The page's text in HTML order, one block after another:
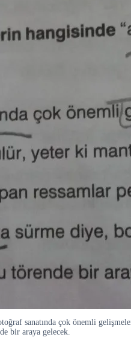
sanatında çok önemli
bir araya gelecek.